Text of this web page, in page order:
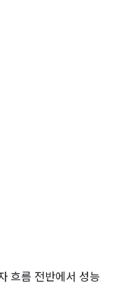
흐름 전반에서 성능